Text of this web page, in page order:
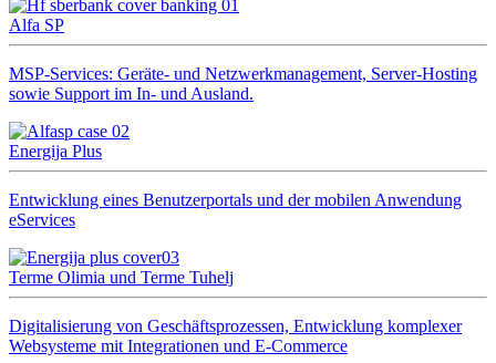
Alfa SP
MSP-Services: Geräte- und Netzwerkmanagement, Server-Hosting
sowie Support im In- und Ausland.
Energija Plus
Entwicklung eines Benutzerportals und der mobilen Anwendung
eServices
Terme Olimia und Terme Tuhelj
Digitalisierung von Geschäftsprozessen, Entwicklung komplexer
Websysteme mit Integrationen und E‑Commerce